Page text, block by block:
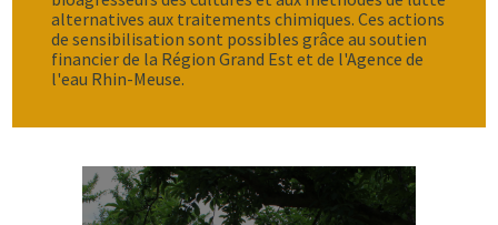
alternatives aux traitements chimiques. Ces actions
de sensibilisation sont possibles grâce au soutien
financier de la Région Grand Est et de l'Agence de
l'eau Rhin-Meuse.